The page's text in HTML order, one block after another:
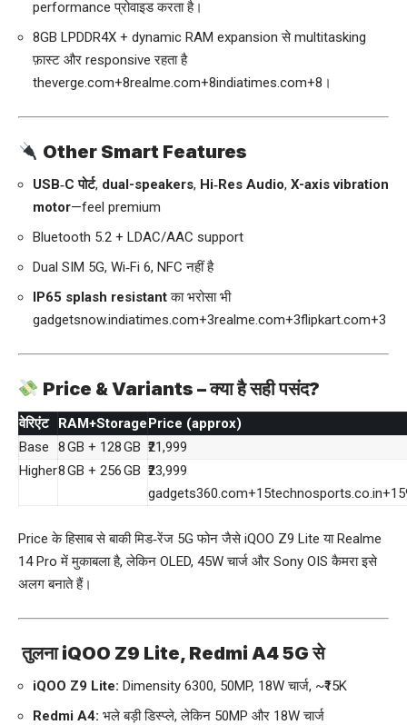
performance प्रोवाइड करता है।
8GB LPDDR4X + dynamic RAM expansion से multitasking
फ़ास्ट और responsive रहता है
theverge.com+8realme.com+8indiatimes.com+8 ।
Other Smart Features
USB‑C पोर्ट, dual-speakers, Hi‑Res Audio, X-axis vibration
motor—feel premium
Bluetooth 5.2 + LDAC/AAC support
Dual SIM 5G, Wi‑Fi 6, NFC नहीं है
IP65 splash resistantका भरोसा भी
gadgetsnow.indiatimes.com+3realme.com+3flipkart.com+3
Price & Variants – क्या है सही पसंद?
वेरिएंट RAM+StoragePrice (approx)
Base
8 GB + 128 GB ₹21,999
Higher8 GB + 256 GB ₹23,999
gadgets360.com+15technosports.co.in+15
Price के हिसाब से बाकी मिड‑रेंज 5G फोन जैसे iQOO Z9 Lite या Realme
14 Pro में मुकाबला है, लेकिन OLED, 45W चार्ज और Sony OIS कैमरा इसे
अलग बनाते हैं।
तुलना iQOO Z9 Lite, Redmi A4 5G से
iQOO Z9 Lite: Dimensity 6300, 50MP, 18W चार्ज, ~₹15K
Redmi A4: भले बड़ी डिस्प्ले, लेकिन 50MP और 18W चार्ज